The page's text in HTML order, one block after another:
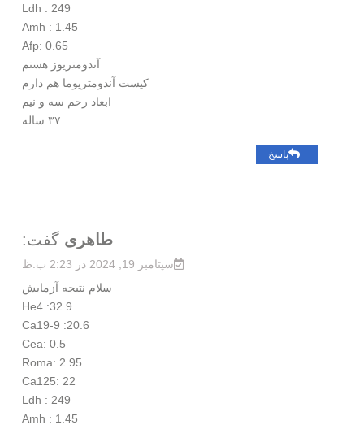
Ldh : 249
Amh : 1.45
Afp: 0.65
آندومتریوز هستم
کیست آندومتریوما هم دارم
ابعاد رحم سه و نیم
۳۷ ساله
پاسخ
طاهری گفت:
سپتامبر 19, 2024 در 2:23 ب.ظ
سلام نتیجه آزمایش
He4 :32.9
Ca19-9 :20.6
Cea: 0.5
Roma: 2.95
Ca125: 22
Ldh : 249
Amh : 1.45